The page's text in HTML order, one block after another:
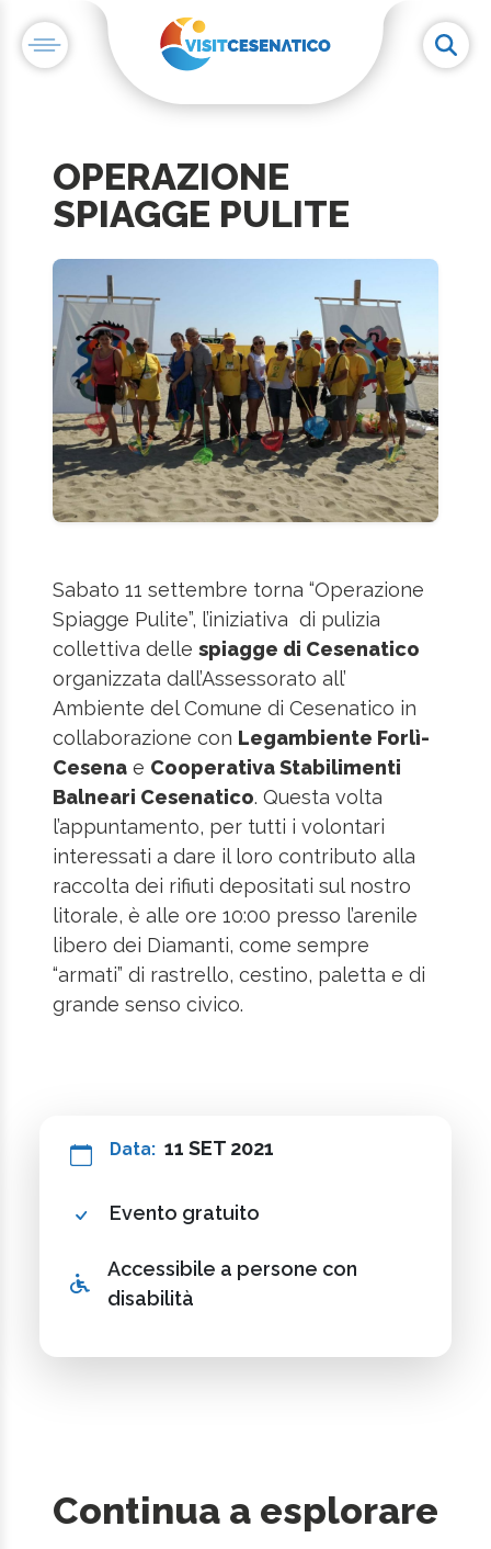
OPERAZIONE
SPIAGGE PULITE
Sabato 11 settembre torna “Operazione
Spiagge Pulite”, l’iniziativa di pulizia
collettiva delle spiagge di Cesenatico
organizzata dall’Assessorato all’
Ambiente del Comune di Cesenatico in
collaborazione con Legambiente Forlì-
Cesena e Cooperativa Stabilimenti
Balneari Cesenatico. Questa volta
l’appuntamento, per tutti i volontari
interessati a dare il loro contributo alla
raccolta dei rifiuti depositati sul nostro
litorale, è alle ore 10:00 presso l’arenile
libero dei Diamanti, come sempre
“armati” di rastrello, cestino, paletta e di
grande senso civico.
Data: 11 SET 2021
Evento gratuito
Accessibile a persone con
disabilità
Continua a esplorare